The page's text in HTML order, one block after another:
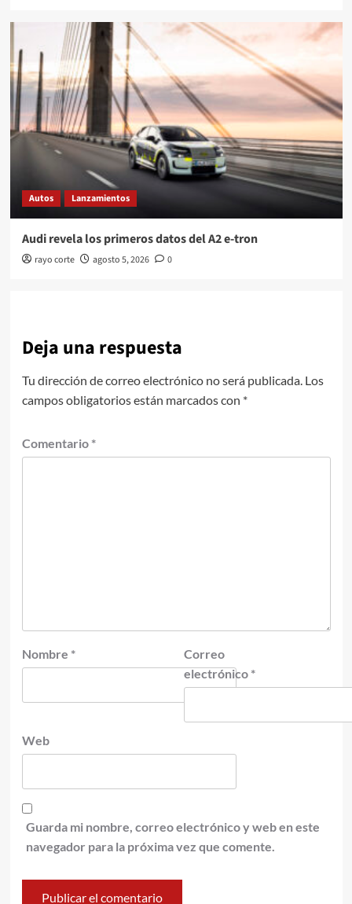
Autos Lanzamientos
Audi revela los primeros datos del A2 e-tron
rayo corte agosto 5, 2026 0
Deja una respuesta
Tu dirección de correo electrónico no será publicada. Los
campos obligatorios están marcados con *
Comentario *
Nombre *
Correo
electrónico *
Web
Guarda mi nombre, correo electrónico y web en este
navegador para la próxima vez que comente.